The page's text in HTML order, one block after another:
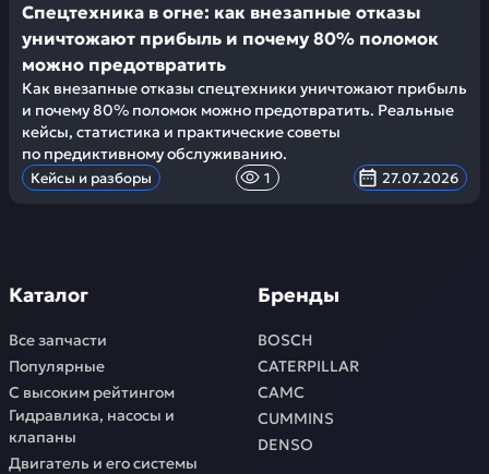
Спецтехника в огне: как внезапные отказы
уничтожают прибыль и почему 80% поломок
можно предотвратить
Как внезапные отказы спецтехники уничтожают прибыль
и почему 80% поломок можно предотвратить. Реальные
кейсы, статистика и практические советы
по предиктивному обслуживанию.
Кейсы и разборы 1 27.07.2026
Каталог
Все запчасти
Популярные
С высоким рейтингом
Гидравлика, насосы и
клапаны
Двигатель и его системы
Бренды
BOSCH
CATERPILLAR
CAMC
CUMMINS
DENSO